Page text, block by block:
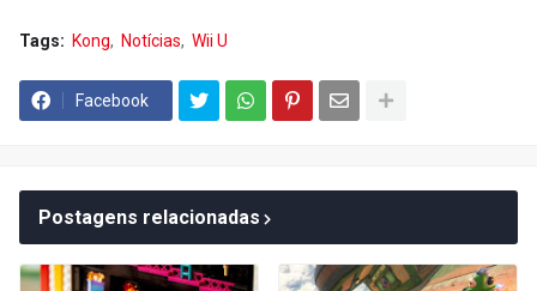
Tags: Kong Notícias Wii U
Facebook
Postagens relacionadas